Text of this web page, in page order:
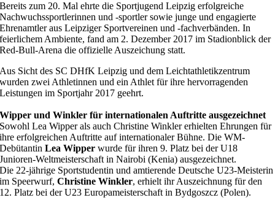
Bereits zum 20. Mal ehrte die Sportjugend Leipzig erfolgreiche
Nachwuchssportlerinnen und -sportler sowie junge und engagierte
Ehrenamtler aus Leipziger Sportvereinen und -fachverbänden. In
feierlichem Ambiente, fand am 2. Dezember 2017 im Stadionblick der
Red-Bull-Arena die offizielle Auszeichung statt.
Aus Sicht des SC DHfK Leipzig und dem Leichtathletikzentrum
wurden zwei Athletinnen und ein Athlet für ihre hervorragenden
Leistungen im Sportjahr 2017 geehrt.
Wipper und Winkler für internationalen Auftritte ausgezeichnet
Sowohl Lea Wipper als auch Christine Winkler erhielten Ehrungen für
ihre erfolgreichen Auftritte auf internationaler Bühne. Die WM-
DebütantinLea Wipper wurde für ihren 9. Platz bei der U18
Junioren-Weltmeisterschaft in Nairobi (Kenia) ausgezeichnet.
Die 22-jährige Sportstudentin und amtierende Deutsche U23-Meisterin
im Speerwurf,Christine Winkler, erhielt ihr Auszeichnung für den
12. Platz bei der U23 Europameisterschaft in Bydgoszcz (Polen).